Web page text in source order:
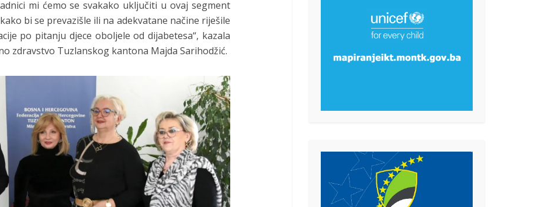
mi ćemo se svakako uključiti u ovaj segment
bi se prevazišle ili na adekvatane načine riješile
po pitanju djece oboljele od dijabetesa“, kazala
zdravstvo Tuzlanskog kantona Majda Sarihodžić.